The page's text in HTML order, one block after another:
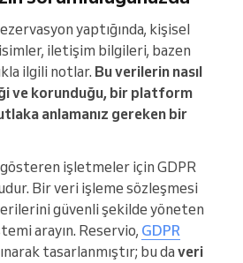
yaptığında, kişisel
iletişim bilgileri, bazen
ilgili notlar. Bu verilerin nasıl
ve korunduğu, bir platform
anlamanız gereken bir
işletmeler için GDPR
Bir veri işleme sözleşmesi
güvenli şekilde yöneten
arayın. Reservio, GDPR
tasarlanmıştır; bu da veri